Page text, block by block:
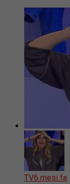
TV6 mesi fa